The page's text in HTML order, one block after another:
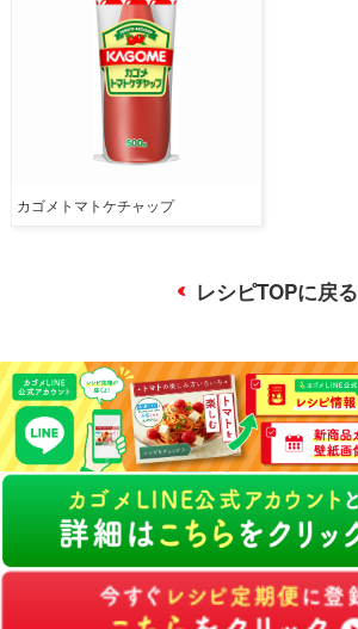
カゴメトマトケチャップ
レシピTOPに戻る